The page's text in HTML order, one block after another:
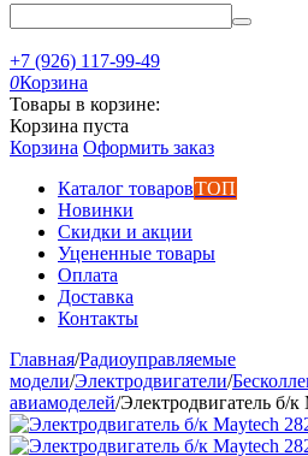
+7 (926) 117-99-49
0Корзина
Товары в корзине:
Корзина пуста
Корзина Оформить заказ
Каталог товаровТОП
Новинки
Скидки и акции
Уцененные товары
Оплата
Доставка
Контакты
Главная/Радиоуправляемые
модели/Электродвигатели/
авиамоделей/Электродвигатель б/